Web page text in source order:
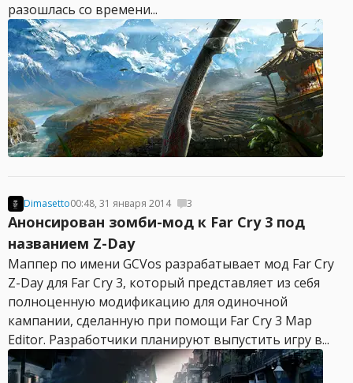
разошлась со времени...
Dimasetto00:48, 31 января 2014 3
Анонсирован зомби-мод к Far Cry 3 под
названием Z-Day
Маппер по имени GCVos разрабатывает мод Far Cry
Z-Day для Far Cry 3, который представляет из себя
полноценную модификацию для одиночной
кампании, сделанную при помощи Far Cry 3 Map
Editor. Разработчики планируют выпустить игру в...